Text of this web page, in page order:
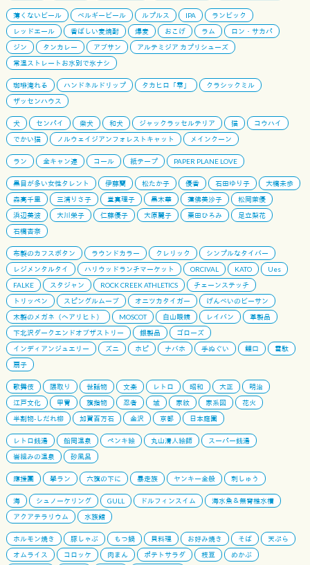
薄くないビール ベルギービール ルプルス IPA
ランビック
レッドエール
香ばしい麦焼酎 爆麦 おこげ ラム
ロン・サカパ
ジン
タンカレー アブサン
アルテミジア カプリシューズ
常温ストレートお水別で氷ナシ
珈琲淹れる ハンドネルドリップ タカヒロ「雫」
クラシックミル
ザッセンハウス
犬 センパイ 柴犬 和犬 ジャックラッセルテリア 猫
コウハイ
でかい猫
ノルウェイジアンフォレストキャット メインクーン
ラン 全キャン連 コール 紙テープ PAPER PLANE LOVE
黒目が多い女性タレント 伊藤蘭 松たか子 優香 石田ゆり子
大橋未歩
森高千里
三浦りさ子 堂真理子 黒木華 蓮佛美沙子
松岡茉優
浜辺美波
大川栄子 仁藤優子 大原麗子 栗田ひろみ
足立梨花
石橋杏奈
布製のカフスボタン ラウンドカラー クレリック
シンプルなタイバー
レジメンタルタイ
ハリウッドランチマーケット ORCIVAL KATO
Ues
FALKE
スタジャン ROCK CREEK ATHLETICS
チェーンステッチ
トリッペン
スピングルムーブ オニツカタイガー
げんべいのビーサン
木製のメガネ（ヘアリヒト）
MOSCOT 白山眼鏡 レイバン
革製品
下北沢ダークエンドオブザストリー
銀製品
ゴローズ
インディアンジュエリー
ズニ ホピ ナバホ 手ぬぐい 鯉口
雪駄
扇子
歌舞伎 隈取り 世話物 文楽 レトロ 昭和 大正
明治
江戸文化
甲冑 旗指物 忍者 城 家紋 家系図
花火
半割物-しだれ柳
加賀百万石 金沢 京都 日本庭園
レトロ銭湯 船岡温泉 ペンキ絵 丸山清人絵師
スーパー銭湯
岩組みの温泉
砂風呂
應援團 學ラン 六旗の下に 暴走族 ヤンキー全般 刺しゅう
海 シュノーケリング GULL ドルフィンスイム
海水魚＆無脊椎水槽
アクアテラリウム
水族館
ホルモン焼き 豚しゃぶ もつ鍋 貝料理 お好み焼き そば
天ぷら
オムライス
コロッケ 肉まん ポテトサラダ 枝豆
めかぶ